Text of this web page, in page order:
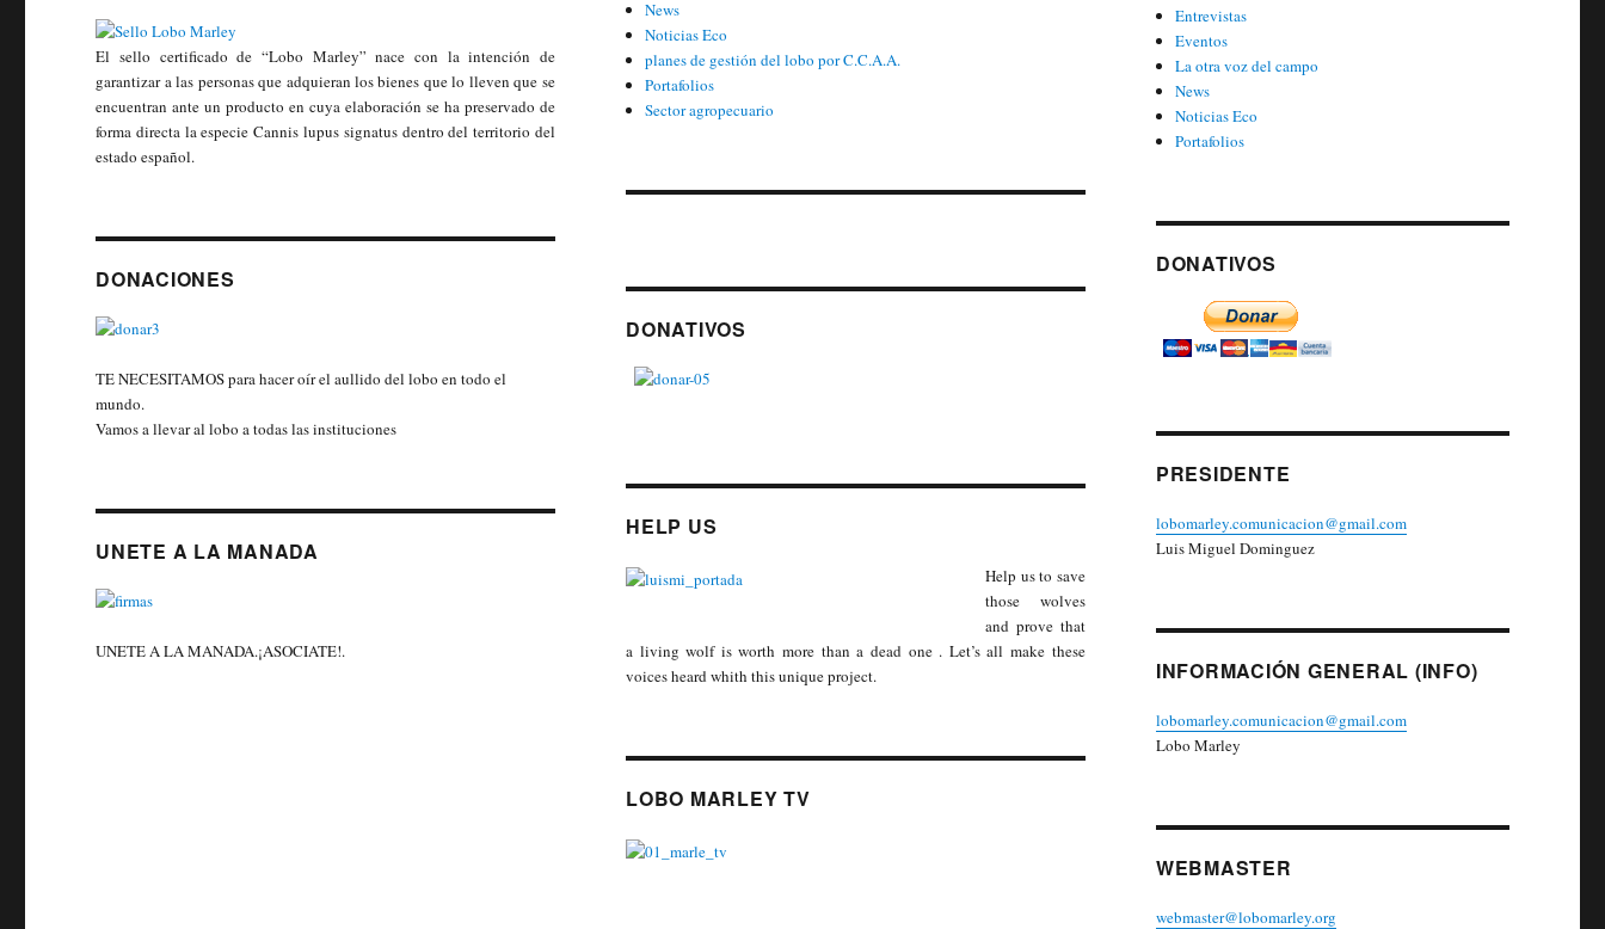
El sello certificado de “Lobo Marley” nace con la intención de
garantizar a las personas que adquieran los bienes que lo lleven que se
encuentran ante un producto en cuya elaboración se ha preservado de
forma directa la especie Cannis lupus signatus dentro del territorio del
estado español.
DONACIONES
TE NECESITAMOS para hacer oír el aullido del lobo en todo el
mundo.
Vamos a llevar al lobo a todas las instituciones
UNETE A LA MANADA
UNETE A LA MANADA.¡ASOCIATE!.
News
Noticias Eco
planes de gestión del lobo por C.C.A.A.
Portafolios
Sector agropecuario
DONATIVOS
HELP US
Help us to save
those wolves
and prove that
a living wolf is worth more than a dead one . Let’s all make these
voices heard whith this unique project.
LOBO MARLEY TV
Entrevistas
Eventos
La otra voz del campo
News
Noticias Eco
Portafolios
DONATIVOS
PRESIDENTE
lobomarley.comunicacion@gmail.com
Luis Miguel Dominguez
INFORMACIÓN GENERAL (INFO)
lobomarley.comunicacion@gmail.com
Lobo Marley
WEBMASTER
webmaster@lobomarley.org